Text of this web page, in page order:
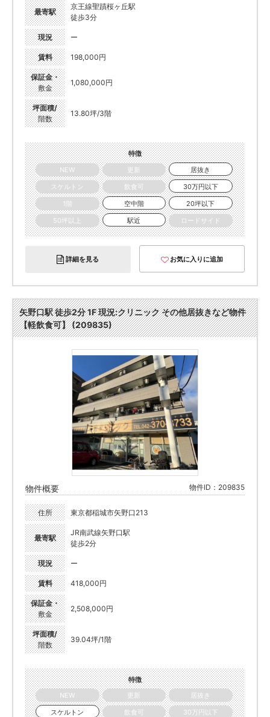
最寄駅
京王線聖蹟桜ヶ丘駅
徒歩3分
現況 ー
賃料 198,000円
保証金・
敷金
1,080,000円
坪面積/
階数
13.80坪/3階
特徴
NEW
更新
居抜き
スケルトン
飲食可
30万円以下
1階
空中階
20坪以下
50坪以上
駅近 ロードサイド
詳細を見る お気に入りに追加
矢野口駅 徒歩2分 1F 現況:クリニック その他居抜きなど物件
【軽飲食可】 (209835)
物件概要 物件ID：209835
住所 東京都稲城市矢野口213
最寄駅
JR南武線矢野口駅
徒歩2分
現況 ー
賃料 418,000円
保証金・
敷金
2,508,000円
坪面積/
階数
39.04坪/1階
特徴
NEW
更新
居抜き
スケルトン
飲食可
30万円以下